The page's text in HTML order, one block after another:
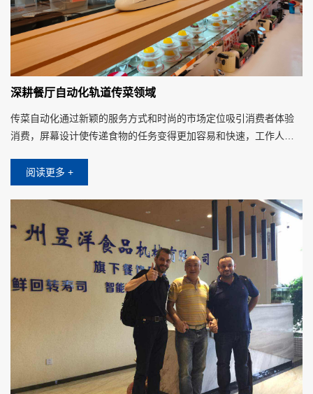
深耕餐厅自动化轨道传菜领域
传菜自动化通过新颖的服务方式和时尚的市场定位吸引消费者体验
消费，屏幕设计使传递食物的任务变得更加容易和快速，工作人员
要其他操作设置
阅读更多 +